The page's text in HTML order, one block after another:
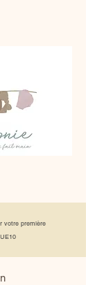
votre première